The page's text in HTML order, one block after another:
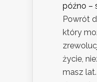
późno –
Powrót
który
życie,
masz